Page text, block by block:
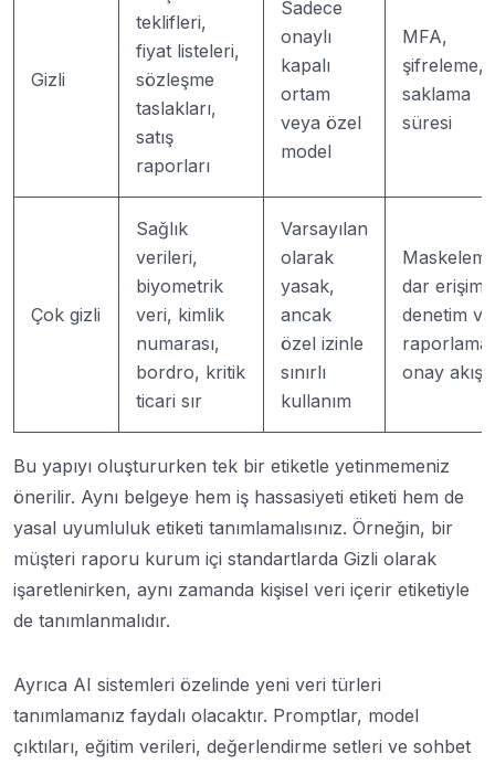
Gizli
teklifleri,
fiyat listeleri,
sözleşme
taslakları,
satış
raporları
Sadece
onaylı
kapalı
ortam
veya özel
model
MFA,
şifreleme,
saklama
süresi
Çok gizli
Sağlık
verileri,
biyometrik
veri, kimlik
numarası,
bordro, kritik
ticari sır
Varsayılan
olarak
yasak,
ancak
özel izinle
sınırlı
kullanım
dar erişim,
denetim ve
raporlama,
onay akışı
Bu yapıyı oluştururken tek bir etiketle yetinmemeniz
önerilir. Aynı belgeye hem iş hassasiyeti etiketi hem de
yasal uyumluluk etiketi tanımlamalısınız. Örneğin, bir
müşteri raporu kurum içi standartlarda Gizli olarak
işaretlenirken, aynı zamanda kişisel veri içerir etiketiyle
de tanımlanmalıdır.
Ayrıca AI sistemleri özelinde yeni veri türleri
tanımlamanız faydalı olacaktır. Promptlar, model
çıktıları, eğitim verileri, değerlendirme setleri ve sohbet